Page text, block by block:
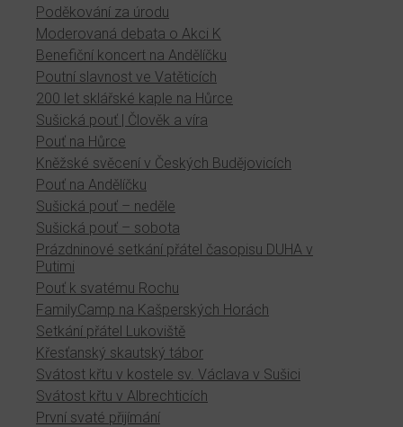
Poděkování za úrodu
Moderovaná debata o Akci K
Benefiční koncert na Andělíčku
Poutní slavnost ve Vatěticích
200 let sklářské kaple na Hůrce
Sušická pouť | Člověk a víra
Pouť na Hůrce
Kněžské svěcení v Českých Budějovicích
Pouť na Andělíčku
Sušická pouť – neděle
Sušická pouť – sobota
Prázdninové setkání přátel časopisu DUHA v
Putimi
Pouť k svatému Rochu
FamilyCamp na Kašperských Horách
Setkání přátel Lukoviště
Křesťanský skautský tábor
Svátost křtu v kostele sv. Václava v Sušici
Svátost křtu v Albrechticích
První svaté přijímání